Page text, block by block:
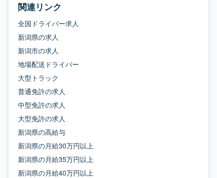
関連リンク
全国ドライバー求人
新潟県の求人
新潟市の求人
地場配送ドライバー
大型トラック
普通免許の求人
中型免許の求人
大型免許の求人
新潟県の高給与
新潟県の月給30万円以上
新潟県の月給35万円以上
新潟県の月給40万円以上